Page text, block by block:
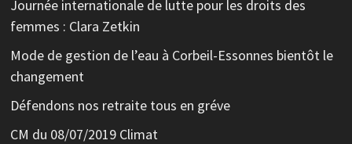
Journée internationale de lutte pour les droits des
femmes : Clara Zetkin
Mode de gestion de l’eau à Corbeil-Essonnes bientôt le
changement
Défendons nos retraite tous en gréve
CM du 08/07/2019 Climat